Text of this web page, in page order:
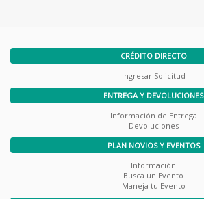
CRÉDITO DIRECTO
Ingresar Solicitud
ENTREGA Y DEVOLUCIONES
Información de Entrega
Devoluciones
PLAN NOVIOS Y EVENTOS
Información
Busca un Evento
Maneja tu Evento